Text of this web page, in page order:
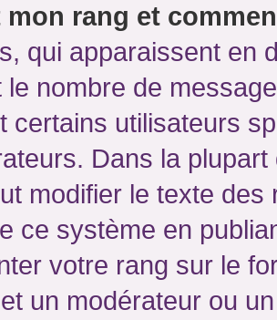
mon rang et
qui apparaissent en
le nombre de
certains utilisateurs
Dans la
modifier le texte
ce système en
votre rang sur le
un modérateur ou